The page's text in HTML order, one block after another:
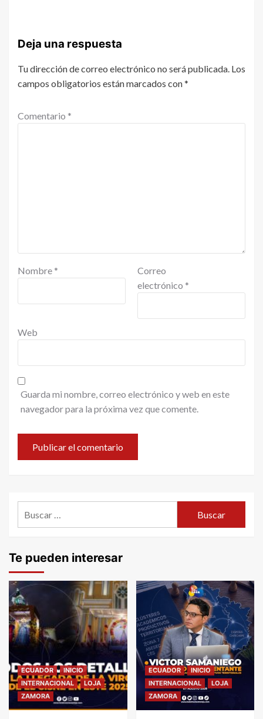
Deja una respuesta
Tu dirección de correo electrónico no será publicada. Los
campos obligatorios están marcados con*
Comentario *
Nombre *
Correo
electrónico *
Web
Guarda mi nombre, correo electrónico y web en este
navegador para la próxima vez que comente.
Te pueden interesar
ECUADOR
INICIO
INTERNACIONAL
LOJA
ZAMORA
ECUADOR
INICIO
INTERNACIONAL
LOJA
ZAMORA